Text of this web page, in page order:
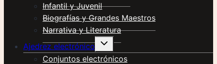
Infantil y Juvenil
Biografías y Grandes Maestros
Narrativa y Literatura
Ajedrez electrónico
Alternar
hijo
Conjuntos electrónicos